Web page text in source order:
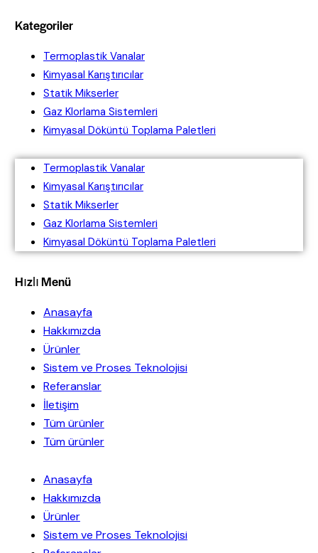
Kategoriler
Termoplastik Vanalar
Kimyasal Karıştırıcılar
Statik Mikserler
Gaz Klorlama Sistemleri
Kimyasal Döküntü Toplama Paletleri
Termoplastik Vanalar
Kimyasal Karıştırıcılar
Statik Mikserler
Gaz Klorlama Sistemleri
Kimyasal Döküntü Toplama Paletleri
Hızlı Menü
Anasayfa
Hakkımızda
Ürünler
Sistem ve Proses Teknolojisi
Referanslar
İletişim
Tüm ürünler
Tüm ürünler
Anasayfa
Hakkımızda
Ürünler
Sistem ve Proses Teknolojisi